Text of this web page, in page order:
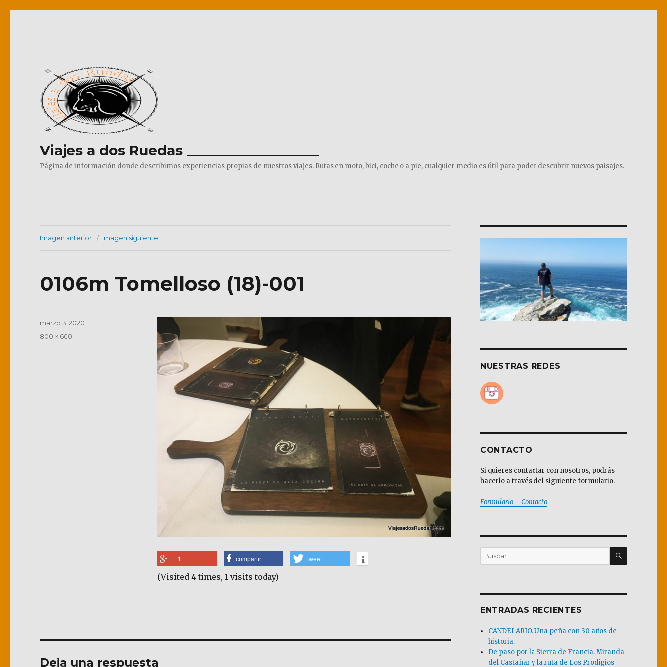
Viajes a dos Ruedas ___________________
Página de información donde describimos experiencias propias de nuestros viajes. Rutas en moto, bici, coche o a pie, cualquier medio es útil para poder descubrir nuevos paisajes.
Imagen anterior Imagen siguiente
0106m Tomelloso (18)-001
+1 compartir tweet
(Visited 4 times, 1 visits today)
Publicado
marzo 3, 2020
Tamaño
800 × 600
Deja una respuesta
NUESTRAS REDES
CONTACTO
Si quieres contactar con nosotros, podrás
hacerlo a través del siguiente formulario.
Formulario – Contacto
Buscar
por:
BUSCAR
ENTRADAS RECIENTES
CANDELARIO. Una peña con 30 años de
historia.
De paso por la Sierra de Francia. Miranda
del Castañar y la ruta de Los Prodigios